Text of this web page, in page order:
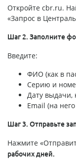
Откройте cbr.ru.
«Запрос в
Шаг 2. Заполните
Введите:
ФИО (как в
Серию и
Дату выдачи,
Email (на
Шаг 3. Отправьте
Нажмите
рабочих дней.